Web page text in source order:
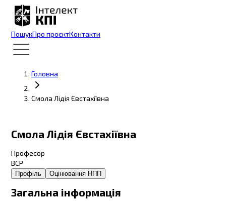
ПошукПро проєктКонтакти
Головна
Смола Лідія Євстахіївна
Смола Лідія Євстахіївна
Професор
ВСР
Профіль Оцінювання НПП
Загальна інформація